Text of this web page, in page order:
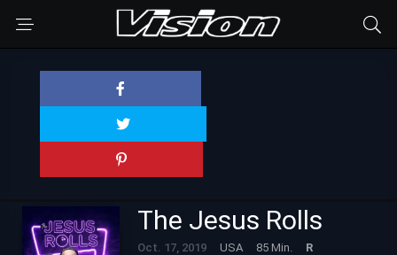
The Jesus Rolls
Oct. 17, 2019 USA 85 Min. R